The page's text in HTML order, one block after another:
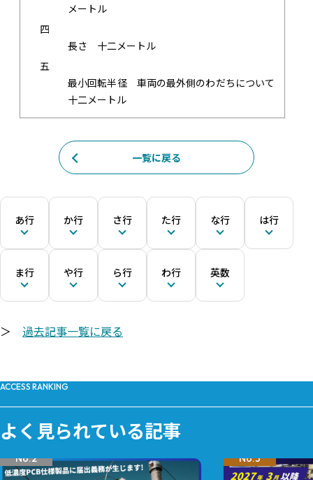
メートル
四
長さ 十二メートル
五
最小回転半径 車両の最外側のわだちについて
十二メートル
一覧に戻る
あ行 か行 さ行 た行 な行 は行
ま行 や行 ら行 わ行 英数
＞ 過去記事一覧に戻る
ACCESS RANKING
よく見られている記事
No.2 No.3